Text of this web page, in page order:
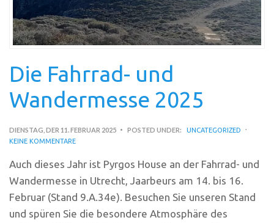
Die Fahrrad- und
Wandermesse 2025
DIENSTAG, DER 11. FEBRUAR 2025 POSTED UNDER:
UNCATEGORIZED
KEINE KOMMENTARE
Auch dieses Jahr ist Pyrgos House an der Fahrrad- und
Wandermesse in Utrecht, Jaarbeurs am 14. bis 16.
Februar (Stand 9.A.34e). Besuchen Sie unseren Stand
und spüren Sie die besondere Atmosphäre des